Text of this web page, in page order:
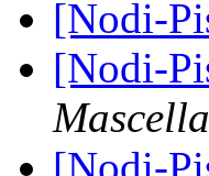
[Nodi-
[Nodi-